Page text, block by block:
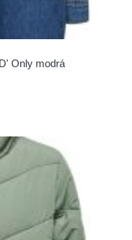
Only modrá